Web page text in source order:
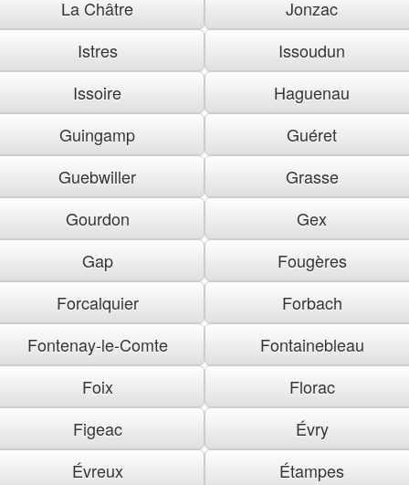
La Châtre
Jonzac
Istres
Issoudun
Issoire
Haguenau
Guingamp
Guéret
Guebwiller
Grasse
Gourdon
Gex
Gap
Fougères
Forcalquier
Forbach
Fontenay-le-Comte
Fontainebleau
Foix
Florac
Figeac
Évry
Évreux
Étampes